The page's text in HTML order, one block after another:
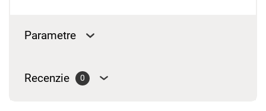
Parametre
Recenzie 0